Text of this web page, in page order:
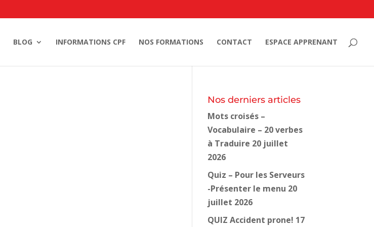
BLOG INFORMATIONS CPF NOS FORMATIONS CONTACT ESPACE APPRENANT
Nos derniers articles
Mots croisés –
Vocabulaire – 20 verbes
à Traduire 20 juillet
2026
Quiz – Pour les Serveurs
-Présenter le menu 20
juillet 2026
QUIZ Accident prone! 17